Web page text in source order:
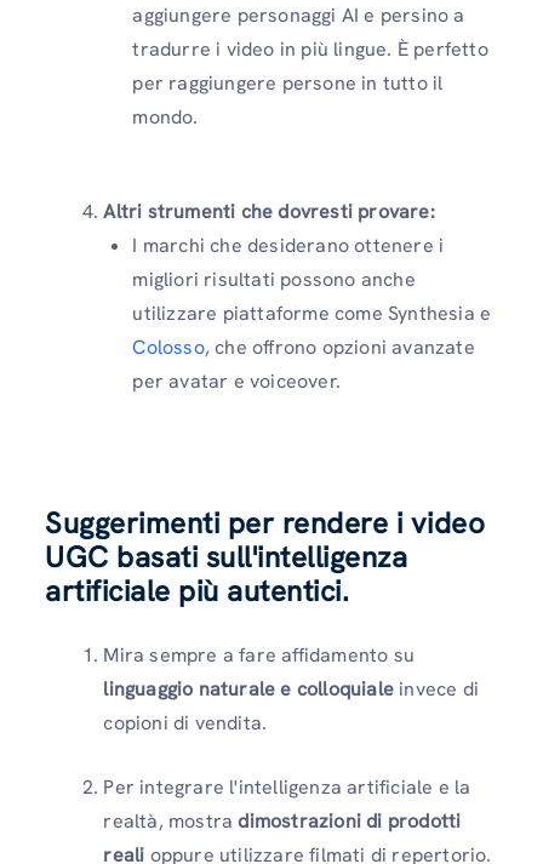
aggiungere personaggi AI e persino a
tradurre i video in più lingue. È perfetto
per raggiungere persone in tutto il
mondo.
Altri strumenti che dovresti provare:
I marchi che desiderano ottenere i
migliori risultati possono anche
utilizzare piattaforme come Synthesia e
Colosso, che offrono opzioni avanzate
per avatar e voiceover.
Suggerimenti per rendere i video
UGC basati sull'intelligenza
artificiale più autentici.
Mira sempre a fare affidamento su
linguaggio naturale e colloquiale invece di
copioni di vendita.
Per integrare l'intelligenza artificiale e la
realtà, mostradimostrazioni di prodotti
reali oppure utilizzare filmati di repertorio.